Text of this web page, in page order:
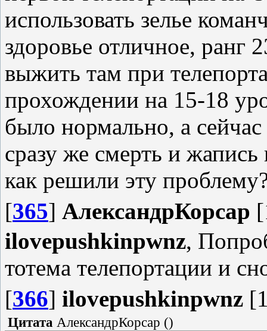
использовать зелье
здоровье отличное, ранг
выжить там при
прохождении на 15-18
было нормально, а
сразу же смерть и жапись
как решили эту
[365] АлександрКорсар
ilovepushkinpwnz,
тотема телепортации и
[366] ilovepushkinpwnz
Цитата АлександрКорсар ()